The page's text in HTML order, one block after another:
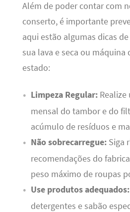
Além de poder contar com
conserto, é importante
aqui estão algumas dicas
sua lava e seca ou máquina
estado:
Limpeza Regular:Realize
mensal do tambor e do
acúmulo de resíduos e
Não sobrecarregue:Siga
recomendações do
peso máximo de roupas
Use produtos adequados:
detergentes e sabão